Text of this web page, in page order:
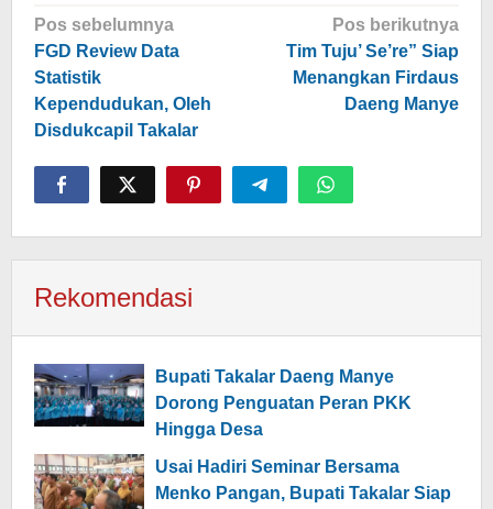
Navigasi
pos
Pos sebelumnya
FGD Review Data
Statistik
Kependudukan, Oleh
Disdukcapil Takalar
Pos berikutnya
Tim Tuju’ Se’re” Siap
Menangkan Firdaus
Daeng Manye
Rekomendasi
Bupati Takalar Daeng Manye
Dorong Penguatan Peran PKK
Hingga Desa
Usai Hadiri Seminar Bersama
Menko Pangan, Bupati Takalar Siap